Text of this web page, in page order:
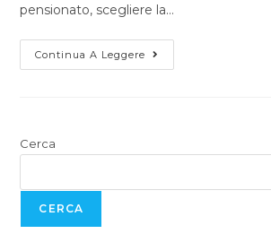
pensionato, scegliere la…
Continua A Leggere
Cerca
CERCA